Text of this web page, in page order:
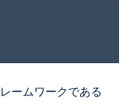
ームワークである